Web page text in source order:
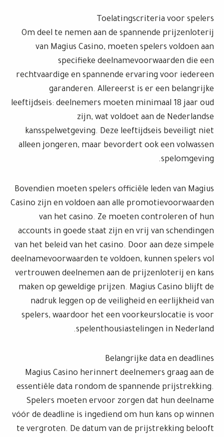
Toelatingscriteria voor spelers
Om deel te nemen aan de spannende prijzenloterij
van Magius Casino, moeten spelers voldoen aan
specifieke deelnamevoorwaarden die een
rechtvaardige en spannende ervaring voor iedereen
garanderen. Allereerst is er een belangrijke
leeftijdseis: deelnemers moeten minimaal 18 jaar oud
zijn, wat voldoet aan de Nederlandse
kansspelwetgeving. Deze leeftijdseis beveiligt niet
alleen jongeren, maar bevordert ook een volwassen
spelomgeving.
Bovendien moeten spelers officiële leden van Magius
Casino zijn en voldoen aan alle promotievoorwaarden
van het casino. Ze moeten controleren of hun
accounts in goede staat zijn en vrij van schendingen
van het beleid van het casino. Door aan deze simpele
deelnamevoorwaarden te voldoen, kunnen spelers vol
vertrouwen deelnemen aan de prijzenloterij en kans
maken op geweldige prijzen. Magius Casino blijft de
nadruk leggen op de veiligheid en eerlijkheid van
spelers, waardoor het een voorkeurslocatie is voor
spelenthousiastelingen in Nederland.
Belangrijke data en deadlines
Magius Casino herinnert deelnemers graag aan de
essentiële data rondom de spannende prijstrekking.
Spelers moeten ervoor zorgen dat hun deelname
vóór de deadline is ingediend om hun kans op winnen
te vergroten. De datum van de prijstrekking belooft